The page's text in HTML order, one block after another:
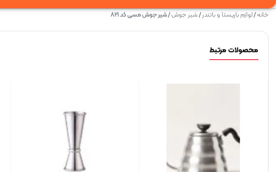
خانه/لوازم باریستا و باتندر/شیر جوش/ شیر جوش مسی کد ۸۲۱
محصولات مرتبط